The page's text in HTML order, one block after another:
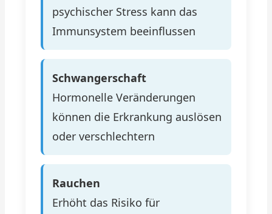
psychischer Stress kann das
Immunsystem beeinflussen
Schwangerschaft
Hormonelle Veränderungen
können die Erkrankung auslösen
oder verschlechtern
Rauchen
Erhöht das Risiko für